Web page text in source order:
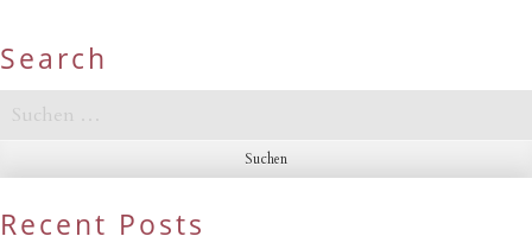
Search
Suchen
nach:
Recent Posts